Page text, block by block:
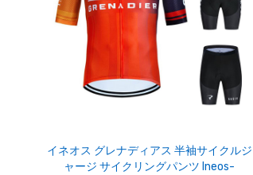
イネオス グレナディアス 半袖サイクルジ
ャージ サイクリングパンツ Ineos-